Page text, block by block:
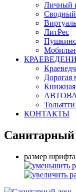
Личный
Сводный
ЛитРес
Дорогая
КОНТАКТЫ
Санитарный
размер шрифта